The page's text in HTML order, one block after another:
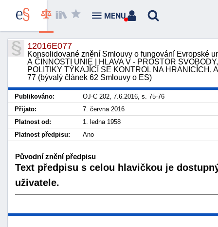
12016E077
Konsolidované znění Smlouvy o fungování Evropské
A ČINNOSTI UNIE | HLAVA V - PROSTOR
POLITIKY TÝKAJÍCÍ SE KONTROL NA HRANICÍCH,
77 (bývalý článek 62 Smlouvy o ES)
Publikováno:
OJ-C 202, 7.6.2016, s. 75-76
Přijato:
7. června 2016
Platnost od:
1. ledna 1958
Platnost předpisu:
Ano
Původní znění předpisu
Text předpisu s celou hlavičkou je
uživatele.
MENU